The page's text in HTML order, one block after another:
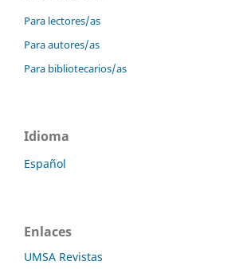
Para lectores/as
Para autores/as
Para bibliotecarios/as
Idioma
Español
Enlaces
UMSA Revistas